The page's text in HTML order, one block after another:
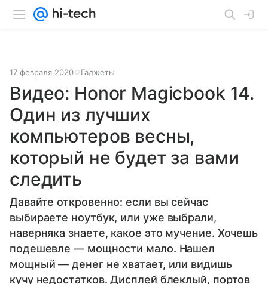
17 февраля 2020 Гаджеты
Видео: Honor Magicbook 14.
Один из лучших
компьютеров весны,
который не будет за вами
следить
Давайте откровенно: если вы сейчас
выбираете ноутбук, или уже выбрали,
наверняка знаете, какое это мучение. Хочешь
подешевле — мощности мало. Нашел
мощный — денег не хватает, или видишь
кучу недостатков. Дисплей блеклый, портов